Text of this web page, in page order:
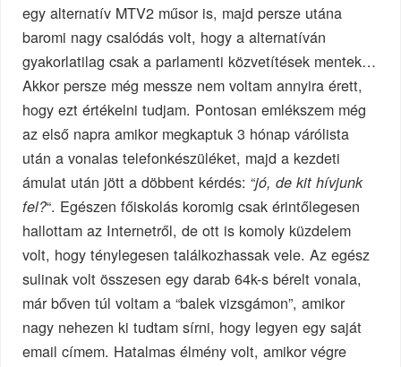
egy alternatív MTV2 műsor is, majd persze utána
baromi nagy csalódás volt, hogy a alternatíván
gyakorlatilag csak a parlamenti közvetítések mentek…
Akkor persze még messze nem voltam annyira érett,
hogy ezt értékelni tudjam. Pontosan emlékszem még
az első napra amikor megkaptuk 3 hónap várólista
után a vonalas telefonkészüléket, majd a kezdeti
ámulat után jött a döbbent kérdés: “jó, de kit hívjunk
fel?“. Egészen főiskolás koromig csak érintőlegesen
hallottam az Internetről, de ott is komoly küzdelem
volt, hogy ténylegesen találkozhassak vele. Az egész
sulinak volt összesen egy darab 64k-s bérelt vonala,
már bőven túl voltam a “balek vizsgámon”, amikor
nagy nehezen ki tudtam sírni, hogy legyen egy saját
email címem. Hatalmas élmény volt, amikor végre